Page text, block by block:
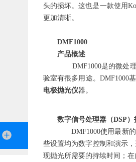
头的损坏。这也是一款使用
更加清晰。
DMF1000
产品概述
DMF1000是的微处
验室有很多用途。DMF1000
电极抛光仪器。
数字信号处理器（DSP）
DMF1000使用最新的
些设置均为数字控制和演示
现抛光所需要的持续时间；